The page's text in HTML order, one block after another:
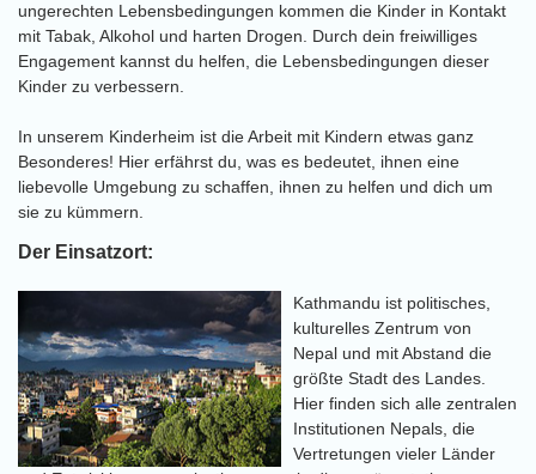
ungerechten Lebensbedingungen kommen die Kinder in Kontakt
mit Tabak, Alkohol und harten Drogen. Durch dein freiwilliges
Engagement kannst du helfen, die Lebensbedingungen dieser
Kinder zu verbessern.
In unserem Kinderheim ist die Arbeit mit Kindern etwas ganz
Besonderes! Hier erfährst du, was es bedeutet, ihnen eine
liebevolle Umgebung zu schaffen, ihnen zu helfen und dich um
sie zu kümmern.
Der Einsatzort:
Kathmandu ist politisches,
kulturelles Zentrum von
Nepal und mit Abstand die
größte Stadt des Landes.
Hier finden sich alle zentralen
Institutionen Nepals, die
Vertretungen vieler Länder